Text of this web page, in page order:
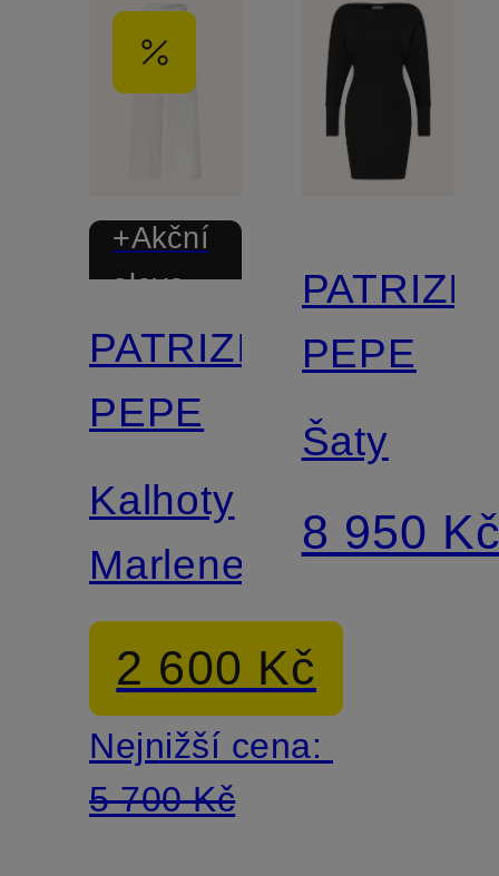
+Akční
sleva
PATRIZIA
PEPE
Kalhoty
Marlene
2 600 Kč
Nejnižší cena:
5 700 Kč
PATRIZIA
PEPE
Šaty
8 950